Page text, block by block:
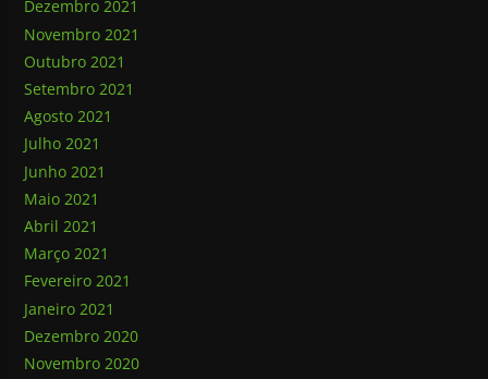
Dezembro 2021
Novembro 2021
Outubro 2021
Setembro 2021
Agosto 2021
Julho 2021
Junho 2021
Maio 2021
Abril 2021
Março 2021
Fevereiro 2021
Janeiro 2021
Dezembro 2020
Novembro 2020